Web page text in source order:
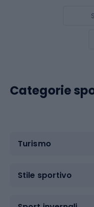
Categorie
Turismo
Stile sportivo